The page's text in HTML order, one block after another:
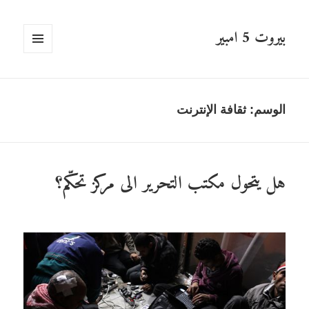
بيروت 5 امبير
الوسم: ثقافة الإنترنت
هل يتحول مكتب التحرير الى مركز تحكّم؟